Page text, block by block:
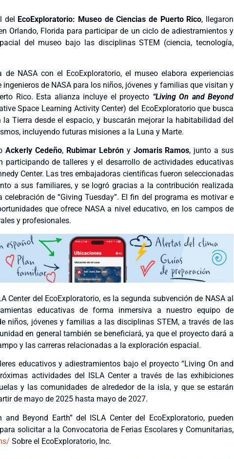
del
EcoExploratorio: Museo de Ciencias de Puerto Rico, llegaron
Orlando, Florida para participar de un ciclo de adiestramientos y
del museo bajo las disciplinas STEM (ciencia, tecnología,
NASA con el EcoExploratorio, el museo elabora experiencias
de NASA para los niños, jóvenes y familias que visitan y
Rico. Esta alianza incluye el proyecto “Living On and Beyond
Space Learning Activity Center) del EcoExploratorio que busca
Tierra desde el espacio, y buscarán mejorar la habitabilidad del
incluyendo futuras misiones a la Luna y Marte.
Ackerly Cedeño, Rubimar Lebróny Jomaris Ramos, junto a sus
de talleres y el desarrollo de actividades educativas
Center. Las tres embajadoras científicas fueron seleccionadas
a sus familiares, y se logró gracias a la contribución realizada
de “Giving Tuesday”. El fin del programa es motivar e
que ofrece NASA a nivel educativo, en los campos de
y profesionales.
Center del EcoExploratorio, es la segunda subvención de NASA al
educativas de forma inmersiva a nuestro equipo de
niños, jóvenes y familias a las disciplinas STEM, a través de las
en general también se beneficiará, ya que el proyecto dará a
y las carreras relacionadas a la exploración espacial.
educativos y adiestramientos bajo el proyecto “Living On and
actividades del ISLA Center a través de las exhibiciones
y las comunidades de alrededor de la isla, y que se estarán
de mayo de 2025 hasta mayo de 2027.
Beyond Earth” del ISLA Center del EcoExploratorio, pueden
solicitar a la Convocatoria de Ferias Escolares y Comunitarias,
Sobre el EcoExploratorio, Inc.